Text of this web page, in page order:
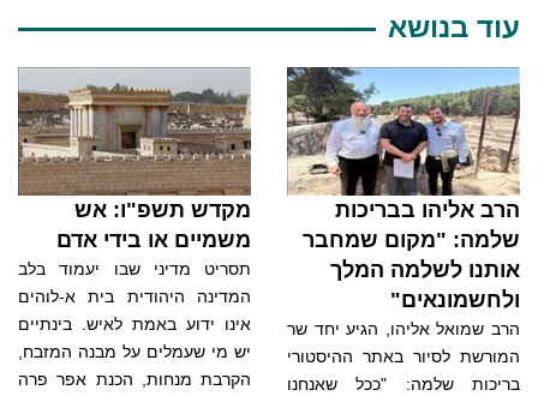
עוד בנושא
הרב אליהו בבריכות
שלמה: "מקום שמחבר
אותנו לשלמה המלך
ולחשמונאים"
הרב שמואל אליהו, הגיע יחד שר
המורשת לסיור באתר ההיסטורי
בריכות שלמה: "ככל שאנחנו
מקדש תשפ"ו: אש
משמיים או בידי אדם
תסריט מדיני שבו יעמוד בלב
המדינה היהודית בית א-לוהים
אינו ידוע באמת לאיש. בינתיים
יש מי שעמלים על מבנה המזבח,
הקרבת מנחות, הכנת אפר פרה